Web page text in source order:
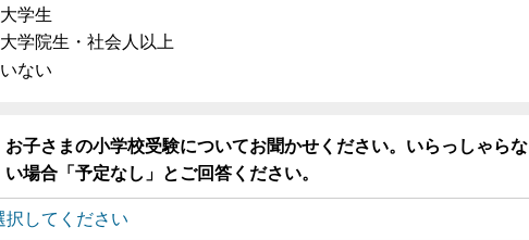
大学生
大学院生・社会人以上
いない
お子さまの小学校受験についてお聞かせください。いらっしゃらな
い場合「予定なし」とご回答ください。